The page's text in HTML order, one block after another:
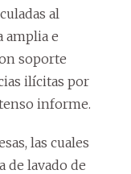
al
amplia e
soporte
ilícitas por
informe.
las cuales
de lavado de